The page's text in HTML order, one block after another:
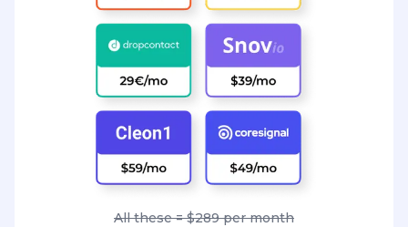
All these = $289 per month